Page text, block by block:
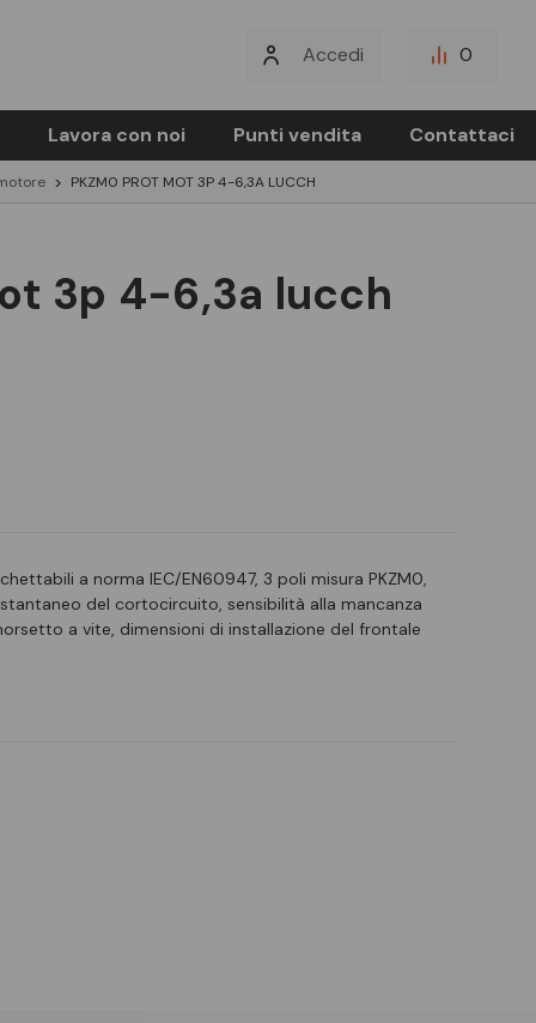
Accedi 0
Lavora con noi Punti vendita Contattaci
PKZM0 PROT MOT 3P 4-6,3A LUCCH
3p 4-6,3a lucch
a norma IEC/EN60947, 3 poli misura PKZM0,
del cortocircuito, sensibilità alla mancanza
a vite, dimensioni di installazione del frontale